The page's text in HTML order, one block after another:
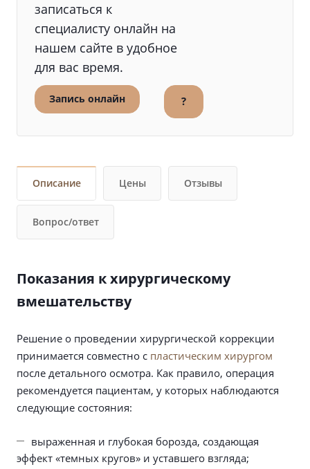
записаться к
специалисту онлайн на
нашем сайте в удобное
для вас время.
Запись онлайн ?
Описание Цены Отзывы
Вопрос/ответ
Показания к хирургическому
вмешательству
Решение о проведении хирургической коррекции
принимается совместно с пластическим хирургом
после детального осмотра. Как правило, операция
рекомендуется пациентам, у которых наблюдаются
следующие состояния:
выраженная и глубокая борозда, создающая
эффект «темных кругов» и уставшего взгляда;